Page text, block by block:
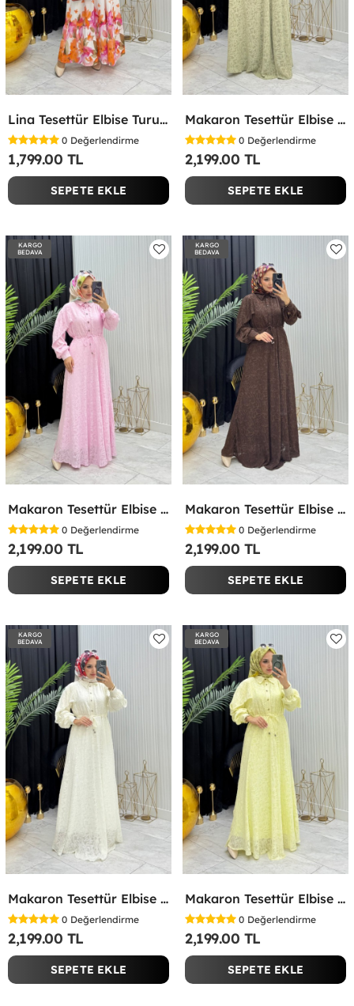
Lina Tesettür Elbise Turuncu Turuncu
0 Değerlendirme
1,799.00 TL
SEPETE EKLE
Makaron Tesettür Elbise Yeşil Yeşil
0 Değerlendirme
2,199.00 TL
SEPETE EKLE
KARGO
BEDAVA
Makaron Tesettür Elbise Pembe Pembe
0 Değerlendirme
2,199.00 TL
SEPETE EKLE
KARGO
BEDAVA
Makaron Tesettür Elbise Kahverengi Kahverengi
0 Değerlendirme
2,199.00 TL
SEPETE EKLE
KARGO
BEDAVA
Makaron Tesettür Elbise Beyaz Beyaz
0 Değerlendirme
2,199.00 TL
SEPETE EKLE
KARGO
BEDAVA
Makaron Tesettür Elbise Sarı Sarı
0 Değerlendirme
2,199.00 TL
SEPETE EKLE